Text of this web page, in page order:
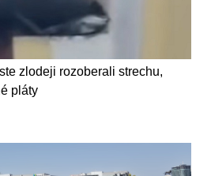
zlodeji rozoberali strechu,
pláty